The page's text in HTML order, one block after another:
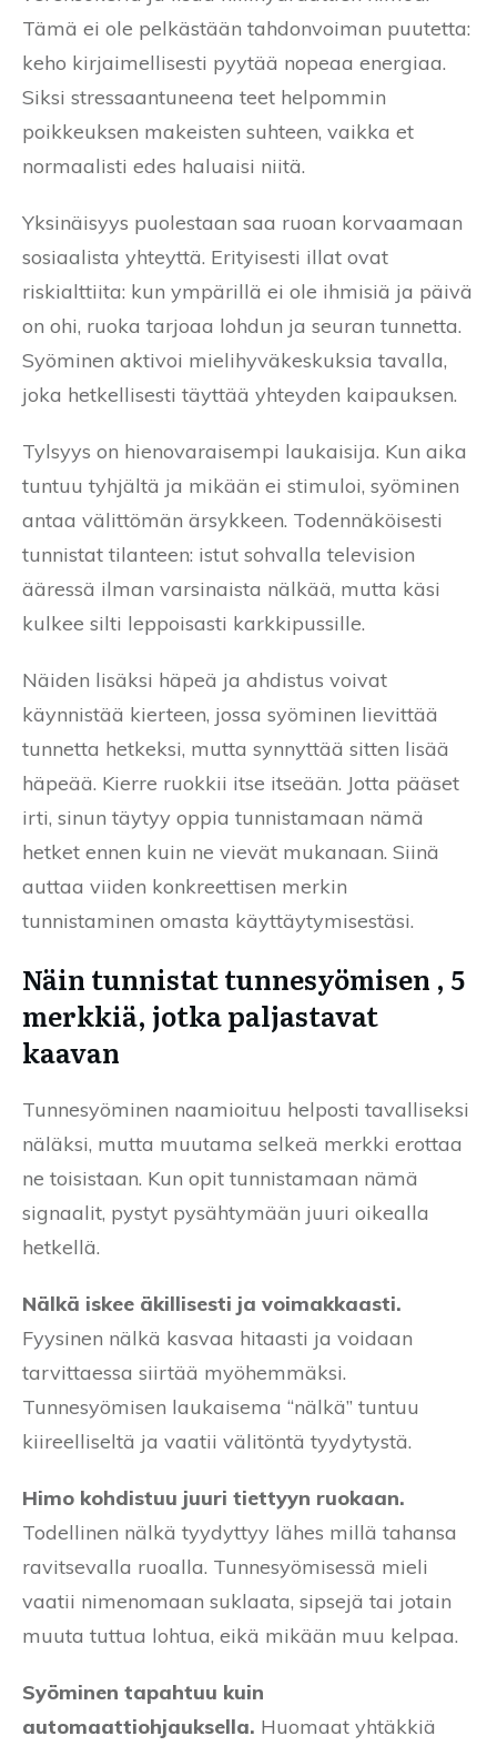
Tämä ei ole pelkästään tahdonvoiman puutetta:
keho kirjaimellisesti pyytää nopeaa energiaa.
Siksi stressaantuneena teet helpommin
poikkeuksen makeisten suhteen, vaikka et
normaalisti edes haluaisi niitä.
Yksinäisyys puolestaan saa ruoan korvaamaan
sosiaalista yhteyttä. Erityisesti illat ovat
riskialttiita: kun ympärillä ei ole ihmisiä ja päivä
on ohi, ruoka tarjoaa lohdun ja seuran tunnetta.
Syöminen aktivoi mielihyväkeskuksia tavalla,
joka hetkellisesti täyttää yhteyden kaipauksen.
Tylsyys on hienovaraisempi laukaisija. Kun aika
tuntuu tyhjältä ja mikään ei stimuloi, syöminen
antaa välittömän ärsykkeen. Todennäköisesti
tunnistat tilanteen: istut sohvalla television
ääressä ilman varsinaista nälkää, mutta käsi
kulkee silti leppoisasti karkkipussille.
Näiden lisäksi häpeä ja ahdistus voivat
käynnistää kierteen, jossa syöminen lievittää
tunnetta hetkeksi, mutta synnyttää sitten lisää
häpeää. Kierre ruokkii itse itseään. Jotta pääset
irti, sinun täytyy oppia tunnistamaan nämä
hetket ennen kuin ne vievät mukanaan. Siinä
auttaa viiden konkreettisen merkin
tunnistaminen omasta käyttäytymisestäsi.
Näin tunnistat tunnesyömisen , 5
merkkiä, jotka paljastavat
kaavan
Tunnesyöminen naamioituu helposti tavalliseksi
näläksi, mutta muutama selkeä merkki erottaa
ne toisistaan. Kun opit tunnistamaan nämä
signaalit, pystyt pysähtymään juuri oikealla
hetkellä.
Nälkä iskee äkillisesti ja voimakkaasti.
Fyysinen nälkä kasvaa hitaasti ja voidaan
tarvittaessa siirtää myöhemmäksi.
Tunnesyömisen laukaisema “nälkä” tuntuu
kiireelliseltä ja vaatii välitöntä tyydytystä.
Himo kohdistuu juuri tiettyyn ruokaan.
Todellinen nälkä tyydyttyy lähes millä tahansa
ravitsevalla ruoalla. Tunnesyömisessä mieli
vaatii nimenomaan suklaata, sipsejä tai jotain
muuta tuttua lohtua, eikä mikään muu kelpaa.
Syöminen tapahtuu kuin
automaattiohjauksella. Huomaat yhtäkkiä